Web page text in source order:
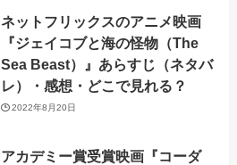
ネットフリックスのアニメ映画
『ジェイコブと海の怪物（The
Sea Beast）』あらすじ（ネタバ
レ）・感想・どこで見れる？
2022年8月20日
アカデミー賞受賞映画『コーダ